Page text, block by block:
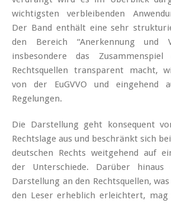
wichtigsten verbleibenden
Der Band enthält eine sehr
den Bereich “Anerkennung und
insbesondere das Zusammenspiel
Rechtsquellen transparent macht,
von der EuGVVO und eingehend
Regelungen.
Die Darstellung geht konsequent
Rechtslage aus und beschränkt sich
deutschen Rechts weitgehend auf
der Unterschiede. Darüber
Darstellung an den Rechtsquellen,
den Leser erheblich erleichtert, mag